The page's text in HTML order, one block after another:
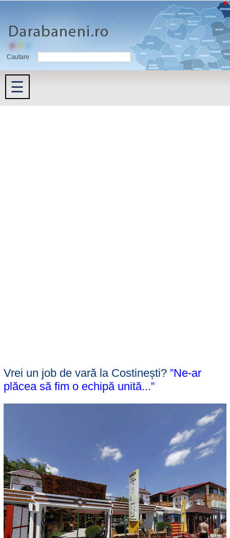
Cautare
☰
Vrei un job de vară la Costinești? ”Ne-ar
plăcea să fim o echipă unită...”